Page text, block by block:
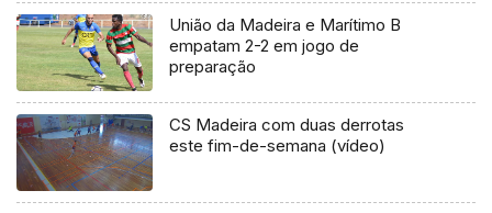
União da Madeira e Marítimo B
empatam 2-2 em jogo de
preparação
CS Madeira com duas derrotas
este fim-de-semana (vídeo)